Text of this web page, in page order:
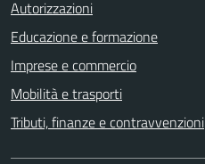
Autorizzazioni
Educazione e formazione
Imprese e commercio
Mobilità e trasporti
Tributi, finanze e contravvenzioni